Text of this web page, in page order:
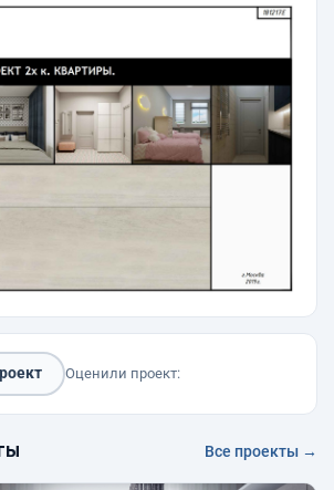
Оценили проект:
Все проекты →